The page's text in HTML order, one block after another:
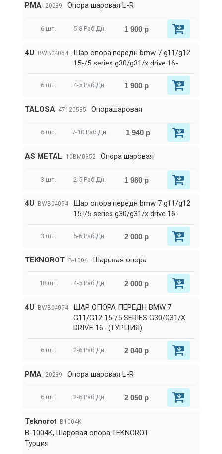
PMA 20239 Опора шаровая L-R
6 шт. 5-8 Раб.Дн. 1 900 р
4U BWB04054
Шар опора передн bmw 7 g11/g12
15-/5 series g30/g31/x drive 16-
6 шт. 4-5 Раб.Дн. 1 900 р
TALOSA 47120535 Опорашаровая
6 шт. 7-10 Раб.Дн. 1 940 р
AS METAL 10BM0352 Опора шаровая
3 шт. 2-5 Раб.Дн. 1 980 р
4U BWB04054
Шар опора передн bmw 7 g11/g12
15-/5 series g30/g31/x drive 16-
3 шт. 5-6 Раб.Дн. 2 000 р
TEKNOROT B-1004 Шаровая опора
18 шт. 4-5 Раб.Дн. 2 000 р
4U BWB04054
ШАР ОПОРА ПЕРЕДН BMW 7
G11/G12 15-/5 SERIES G30/G31/X
DRIVE 16- (ТУРЦИЯ)
6 шт. 2-6 Раб.Дн. 2 040 р
PMA 20239 Опора шаровая L-R
6 шт. 2-6 Раб.Дн. 2 050 р
Teknorot B1004K
B-1004K, Шаровая опора TEKNOROT
Турция